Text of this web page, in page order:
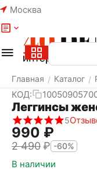
Москва
Главная / Каталог /
КОД:
Леггинсы
5
‍990‍ ₽
2 490₽ -60%
В наличии
Меню